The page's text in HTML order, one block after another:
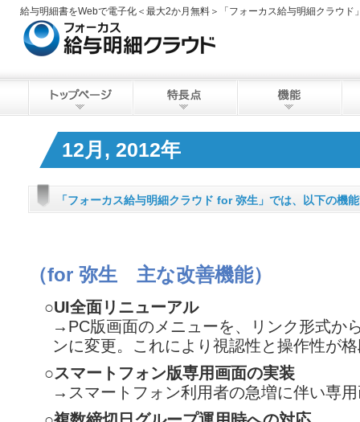
給与明細書をWebで電子化＜最大2か月無料＞「フォーカス給与明細クラウド
12月, 2012年
「フォーカス給与明細クラウド for 弥生」では、以下の機
（for 弥生 主な改善機能）
○UI全面リニューアル
→PC版画面のメニューを、リンク形式か
ンに変更。これにより視認性と操作性が
○スマートフォン版専用画面の実装
→スマートフォン利用者の急増に伴い専